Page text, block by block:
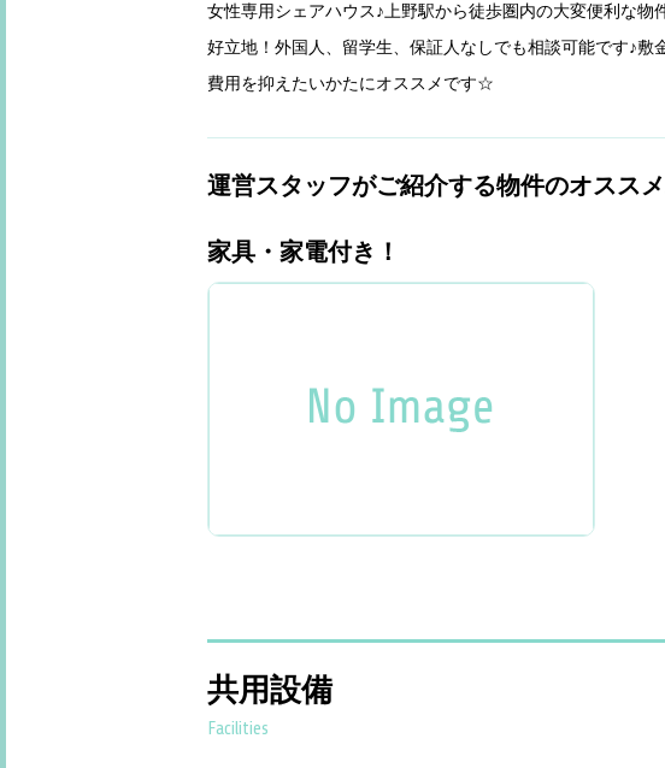
女性専用シェアハウス♪上野駅から徒歩圏内の大変便利な
好立地！外国人、留学生、保証人なしでも相談可能です♪敷
費用を抑えたいかたにオススメです☆
運営スタッフがご紹介する物件のオスス
家具・家電付き！
共用設備
Facilities